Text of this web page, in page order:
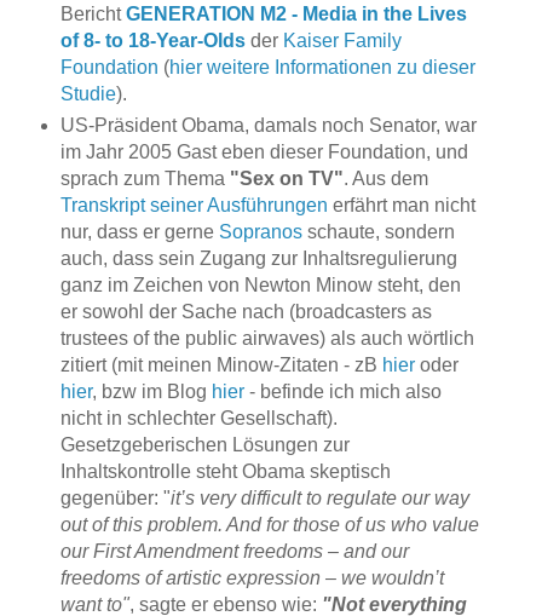
BerichtGENERATION M2 - Media in the Lives
of 8- to 18-Year-Oldsder Kaiser Family
Foundation (hier weitere Informationen zu dieser
Studie).
US-Präsident Obama, damals noch Senator, war
im Jahr 2005 Gast eben dieser Foundation, und
sprach zum Thema "Sex on TV". Aus dem
Transkript seiner Ausführungen erfährt man nicht
nur, dass er gerne Sopranosschaute, sondern
auch, dass sein Zugang zur Inhaltsregulierung
ganz im Zeichen von Newton Minow steht, den
er sowohl der Sache nach (broadcasters as
trustees of the public airwaves) als auch wörtlich
zitiert (mit meinen Minow-Zitaten - zB hieroder
hier, bzw im Blog hier- befinde ich mich also
nicht in schlechter Gesellschaft).
Gesetzgeberischen Lösungen zur
Inhaltskontrolle steht Obama skeptisch
gegenüber: "it’s very difficult to regulate our way
out of this problem. And for those of us who value
our First Amendment freedoms – and our
freedoms of artistic expression – we wouldn’t
want to", sagte er ebenso wie: "Not everything